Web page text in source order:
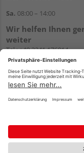
Sa. 08:00 – 14:00
Wir helfen Ihnen
weiter
Tel.:+49 2241 176014
E-Mail:
schyns.de
Impressum